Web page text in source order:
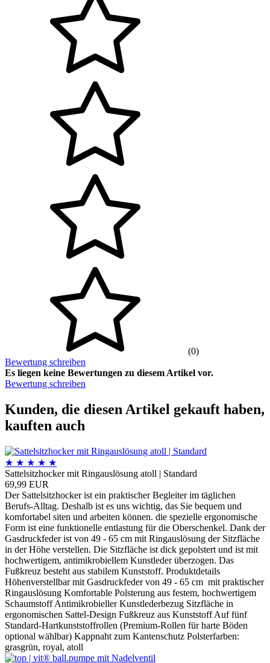
(0)
Bewertung schreiben
Es liegen keine Bewertungen zu diesem Artikel vor.
Bewertung schreiben
Kunden, die diesen Artikel gekauft haben,
kauften auch
★ ★ ★ ★ ★
Sattelsitzhocker mit Ringauslösung atoll | Standard
69,99 EUR
Der Sattelsitzhocker ist ein praktischer Begleiter im täglichen
Berufs-Alltag. Deshalb ist es uns wichtig, das Sie bequem und
komfortabel siten und arbeiten können. die spezielle ergonomische
Form ist eine funktionelle entlastung für die Oberschenkel. Dank der
Gasdruckfeder ist von 49 - 65 cm mit Ringauslösung der Sitzfläche
in der Höhe verstellen. Die Sitzfläche ist dick gepolstert und ist mit
hochwertigem, antimikrobiellem Kunstleder überzogen. Das
Fußkreuz besteht aus stabilem Kunststoff. Produktdetails
Höhenverstellbar mit Gasdruckfeder von 49 - 65 cm mit praktischer
Ringauslösung Komfortable Polsterung aus festem, hochwertigem
Schaumstoff Antimikrobieller Kunstlederbezug Sitzfläche in
ergonomischen Sattel-Design Fußkreuz aus Kunststoff Auf fünf
Standard-Hartkunststoffrollen (Premium-Rollen für harte Böden
optional wählbar) Kappnaht zum Kantenschutz Polsterfarben:
grasgrün, royal, atoll